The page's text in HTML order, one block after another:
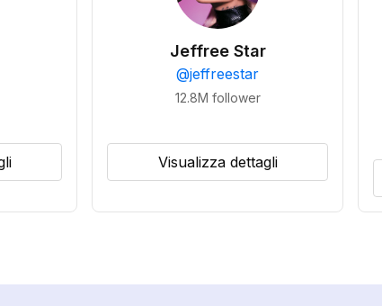
Jeffree Star
@jeffreestar
12.8M follower
Visualizza dettagli